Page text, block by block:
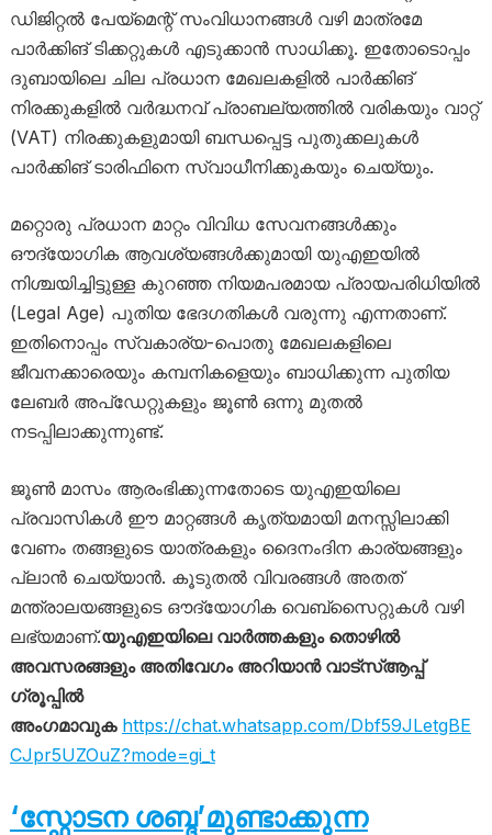
ഡിജിറ്റൽ പേയ്‌മെന്റ് സംവിധാനങ്ങൾ വഴി മാത്രമേ
പാർക്കിങ് ടിക്കറ്റുകൾ എടുക്കാൻ സാധിക്കൂ. ഇതോടൊപ്പം
ദുബായിലെ ചില പ്രധാന മേഖലകളിൽ പാർക്കിങ്
നിരക്കുകളിൽ വർദ്ധനവ് പ്രാബല്യത്തിൽ വരികയും വാറ്റ്
(VAT) നിരക്കുകളുമായി ബന്ധപ്പെട്ട പുതുക്കലുകൾ
പാർക്കിങ് ടാരിഫിനെ സ്വാധീനിക്കുകയും ചെയ്യും.
മറ്റൊരു പ്രധാന മാറ്റം വിവിധ സേവനങ്ങൾക്കും
ഔദ്യോഗിക ആവശ്യങ്ങൾക്കുമായി യുഎഇയിൽ
നിശ്ചയിച്ചിട്ടുള്ള കുറഞ്ഞ നിയമപരമായ പ്രായപരിധിയിൽ
(Legal Age) പുതിയ ഭേദഗതികൾ വരുന്നു എന്നതാണ്.
ഇതിനൊപ്പം സ്വകാര്യ-പൊതു മേഖലകളിലെ
ജീവനക്കാരെയും കമ്പനികളെയും ബാധിക്കുന്ന പുതിയ
ലേബർ അപ്‌ഡേറ്റുകളും ജൂൺ ഒന്നു മുതൽ
നടപ്പിലാക്കുന്നുണ്ട്.
ജൂൺ മാസം ആരംഭിക്കുന്നതോടെ യുഎഇയിലെ
പ്രവാസികൾ ഈ മാറ്റങ്ങൾ കൃത്യമായി മനസ്സിലാക്കി
വേണം തങ്ങളുടെ യാത്രകളും ദൈനംദിന കാര്യങ്ങളും
പ്ലാൻ ചെയ്യാൻ. കൂടുതൽ വിവരങ്ങൾ അതത്
മന്ത്രാലയങ്ങളുടെ ഔദ്യോഗിക വെബ്‌സൈറ്റുകൾ വഴി
ലഭ്യമാണ്.യുഎഇയിലെ വാർത്തകളും തൊഴിൽ
അവസരങ്ങളും അതിവേഗം അറിയാൻ വാട്സ്ആപ്പ്
ഗ്രൂപ്പിൽ
അംഗമാവുക https://chat.whatsapp.com/Dbf59JLetgBE
CJpr5UZOuZ?mode=gi_t
‘സ്ഫോടന ശബ്ദ’മുണ്ടാക്കുന്ന